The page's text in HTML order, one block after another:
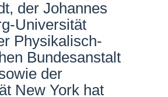
der Johannes
Universität
Physikalisch-
Bundesanstalt
der
New York hat